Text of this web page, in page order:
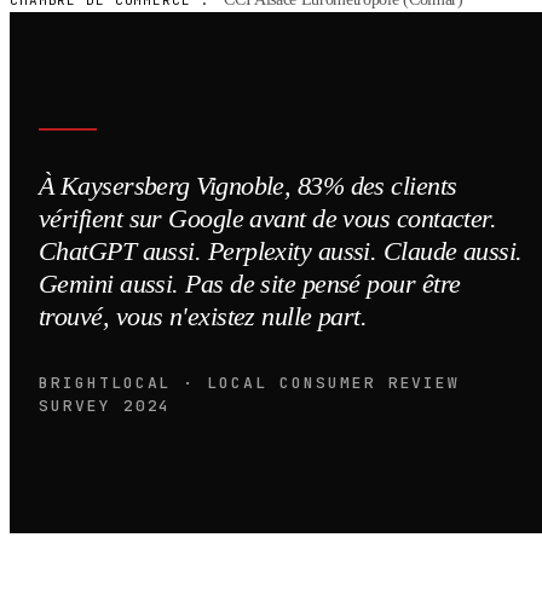
À Kaysersberg Vignoble, 83% des clients
vérifient sur Google avant de vous contacter.
ChatGPT aussi. Perplexity aussi. Claude aussi.
Gemini aussi. Pas de site pensé pour être
trouvé, vous n'existez nulle part.
BRIGHTLOCAL · LOCAL CONSUMER REVIEW
SURVEY 2024